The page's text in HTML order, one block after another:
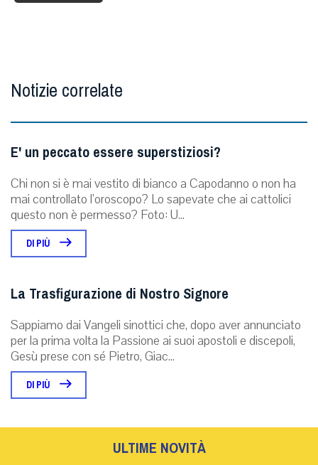
Notizie correlate
E' un peccato essere superstiziosi?
Chi non si è mai vestito di bianco a Capodanno o non ha
mai controllato l’oroscopo? Lo sapevate che ai cattolici
questo non è permesso? Foto: U...
DI PIÙ
La Trasfigurazione di Nostro Signore
Sappiamo dai Vangeli sinottici che, dopo aver annunciato
per la prima volta la Passione ai suoi apostoli e discepoli,
Gesù prese con sé Pietro, Giac...
DI PIÙ
ULTIME NOVITÀ